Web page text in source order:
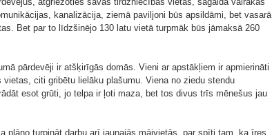
kanalizācija, ziemā paviljoni būs apsildāmi, bet vasarā
Bet par to līdzšinējo 130 latu vietā turpmāk būs jāmaksā 260
pārdevēji ir atšķirīgās domās. Vieni ar apstākļiem ir apmierināti
citi gribētu lielāku plašumu. Viena no ziedu stendu
esot grūti, jo telpa ir ļoti maza, bet tos divus trīs mēnešus jau
plāno turpināt darbu arī jaunajās mājvietās, par spīti tam, ka īres